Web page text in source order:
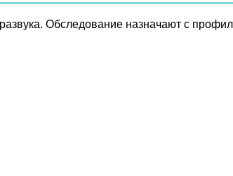
Обследование назначают с